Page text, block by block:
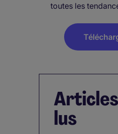
toutes les
lus